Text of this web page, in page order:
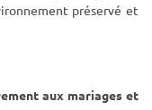
préservé et
aux mariages et